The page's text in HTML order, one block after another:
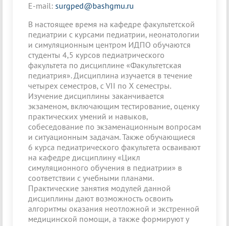
E-mail: surgped@bashgmu.ru
В настоящее время на кафедре факультетской
педиатрии с курсами педиатрии, неонатологии
и симуляционным центром ИДПО обучаются
студенты 4,5 курсов педиатрического
факультета по дисциплине «Факультетская
педиатрия». Дисциплина изучается в течение
четырех семестров, с VII по X семестры.
Изучение дисциплины заканчивается
экзаменом, включающим тестирование, оценку
практических умений и навыков,
собеседование по экзаменационным вопросам
и ситуационным задачам. Также обучающиеся
6 курса педиатрического факультета осваивают
на кафедре дисциплину «Цикл
симуляционного обучения в педиатрии» в
соответствии с учебными планами.
Практические занятия модулей данной
дисциплины дают возможность освоить
алгоритмы оказания неотложной и экстренной
медицинской помощи, а также формируют у